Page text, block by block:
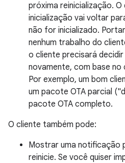
próxima reinicialização.
inicialização vai voltar
não for inicializado.
nenhum trabalho do
o cliente precisará
novamente, com base
Por exemplo, um bom
um pacote OTA parcial
pacote OTA completo.
O cliente também pode:
Mostrar uma notificação
reinicie. Se você quiser